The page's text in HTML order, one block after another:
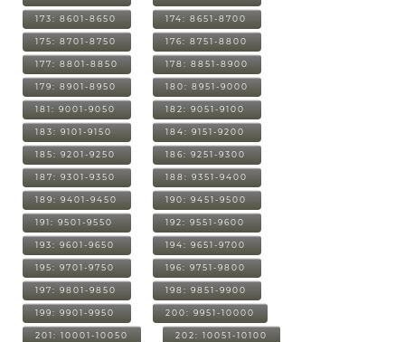
173: 8601-8650 174: 8651-8700
175: 8701-8750 176: 8751-8800
177: 8801-8850 178: 8851-8900
179: 8901-8950 180: 8951-9000
181: 9001-9050 182: 9051-9100
183: 9101-9150 184: 9151-9200
185: 9201-9250 186: 9251-9300
187: 9301-9350 188: 9351-9400
189: 9401-9450 190: 9451-9500
191: 9501-9550 192: 9551-9600
193: 9601-9650 194: 9651-9700
195: 9701-9750 196: 9751-9800
197: 9801-9850 198: 9851-9900
199: 9901-9950 200: 9951-10000
201: 10001-10050 202: 10051-10100